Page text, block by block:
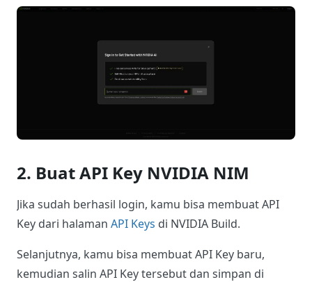
2. Buat API Key NVIDIA NIM
Jika sudah berhasil login, kamu bisa membuat API
Key dari halaman API Keys di NVIDIA Build.
Selanjutnya, kamu bisa membuat API Key baru,
kemudian salin API Key tersebut dan simpan di